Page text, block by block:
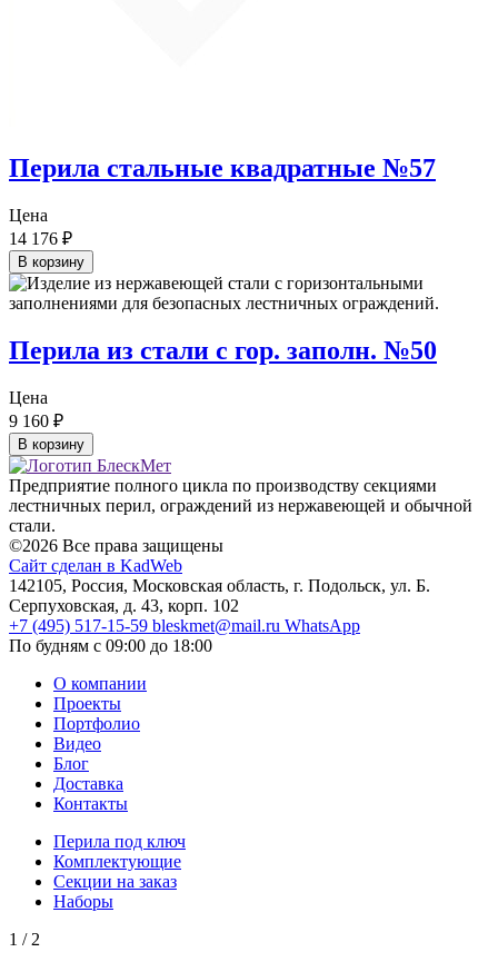
Перила стальные квадратные №57
Цена
14 176 ₽
В корзину
Перила из стали с гор. заполн. №50
Цена
9 160 ₽
В корзину
Предприятие полного цикла по производству секциями
лестничных перил, ограждений из нержавеющей и обычной
стали.
©2026 Все права защищены
Сайт сделан в KadWeb
142105, Россия, Московская область, г. Подольск, ул. Б.
Серпуховская, д. 43, корп. 102
+7 (495) 517-15-59 bleskmet@mail.ru WhatsApp
По будням с 09:00 до 18:00
О компании
Проекты
Портфолио
Видео
Блог
Доставка
Контакты
Перила под ключ
Комплектующие
Секции на заказ
Наборы
1 / 2